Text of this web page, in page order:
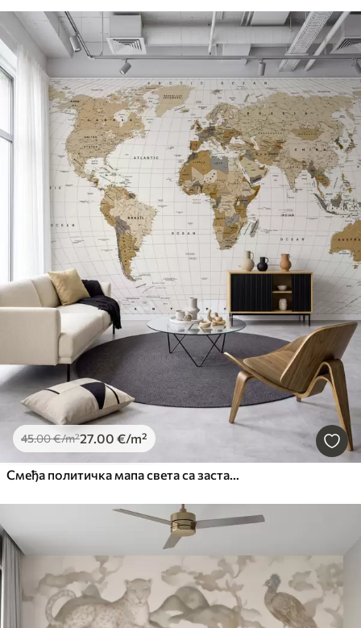
45.00€/m²27.00 €/m²
Смеђа политичка мапа света са заставама на енглеском језику